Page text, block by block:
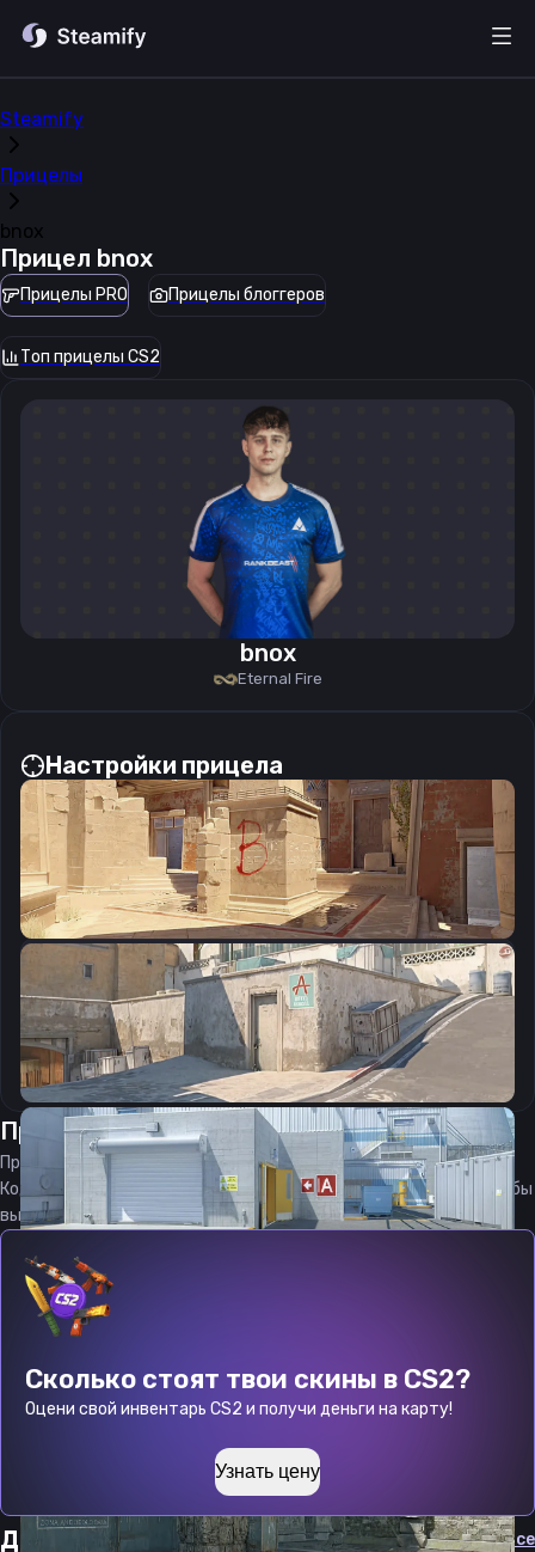
Steamify
Прицелы
bnox
Прицел bnox
Прицелы PRO Прицелы блоггеров
Топ прицелы CS2
bnox
Eternal Fire
Настройки прицела
CSGO-Rei2u-aTsUQ-GOAuz-DeDXF-sSzfF
Скопировать
Прицелбноксот06.08.2026
Прицел bnox является актуальным на
06.08.2026
Код прицела
CS 2 стараемся еженедельно обновлять, чтобы
вы могли играть с актуальными настройками игрока.
Сколько стоят твои скины в CS2?
Оцени свой инвентарь CS2 и получи деньги на карту!
Узнать цену
Другие прицелы Cмотреть все